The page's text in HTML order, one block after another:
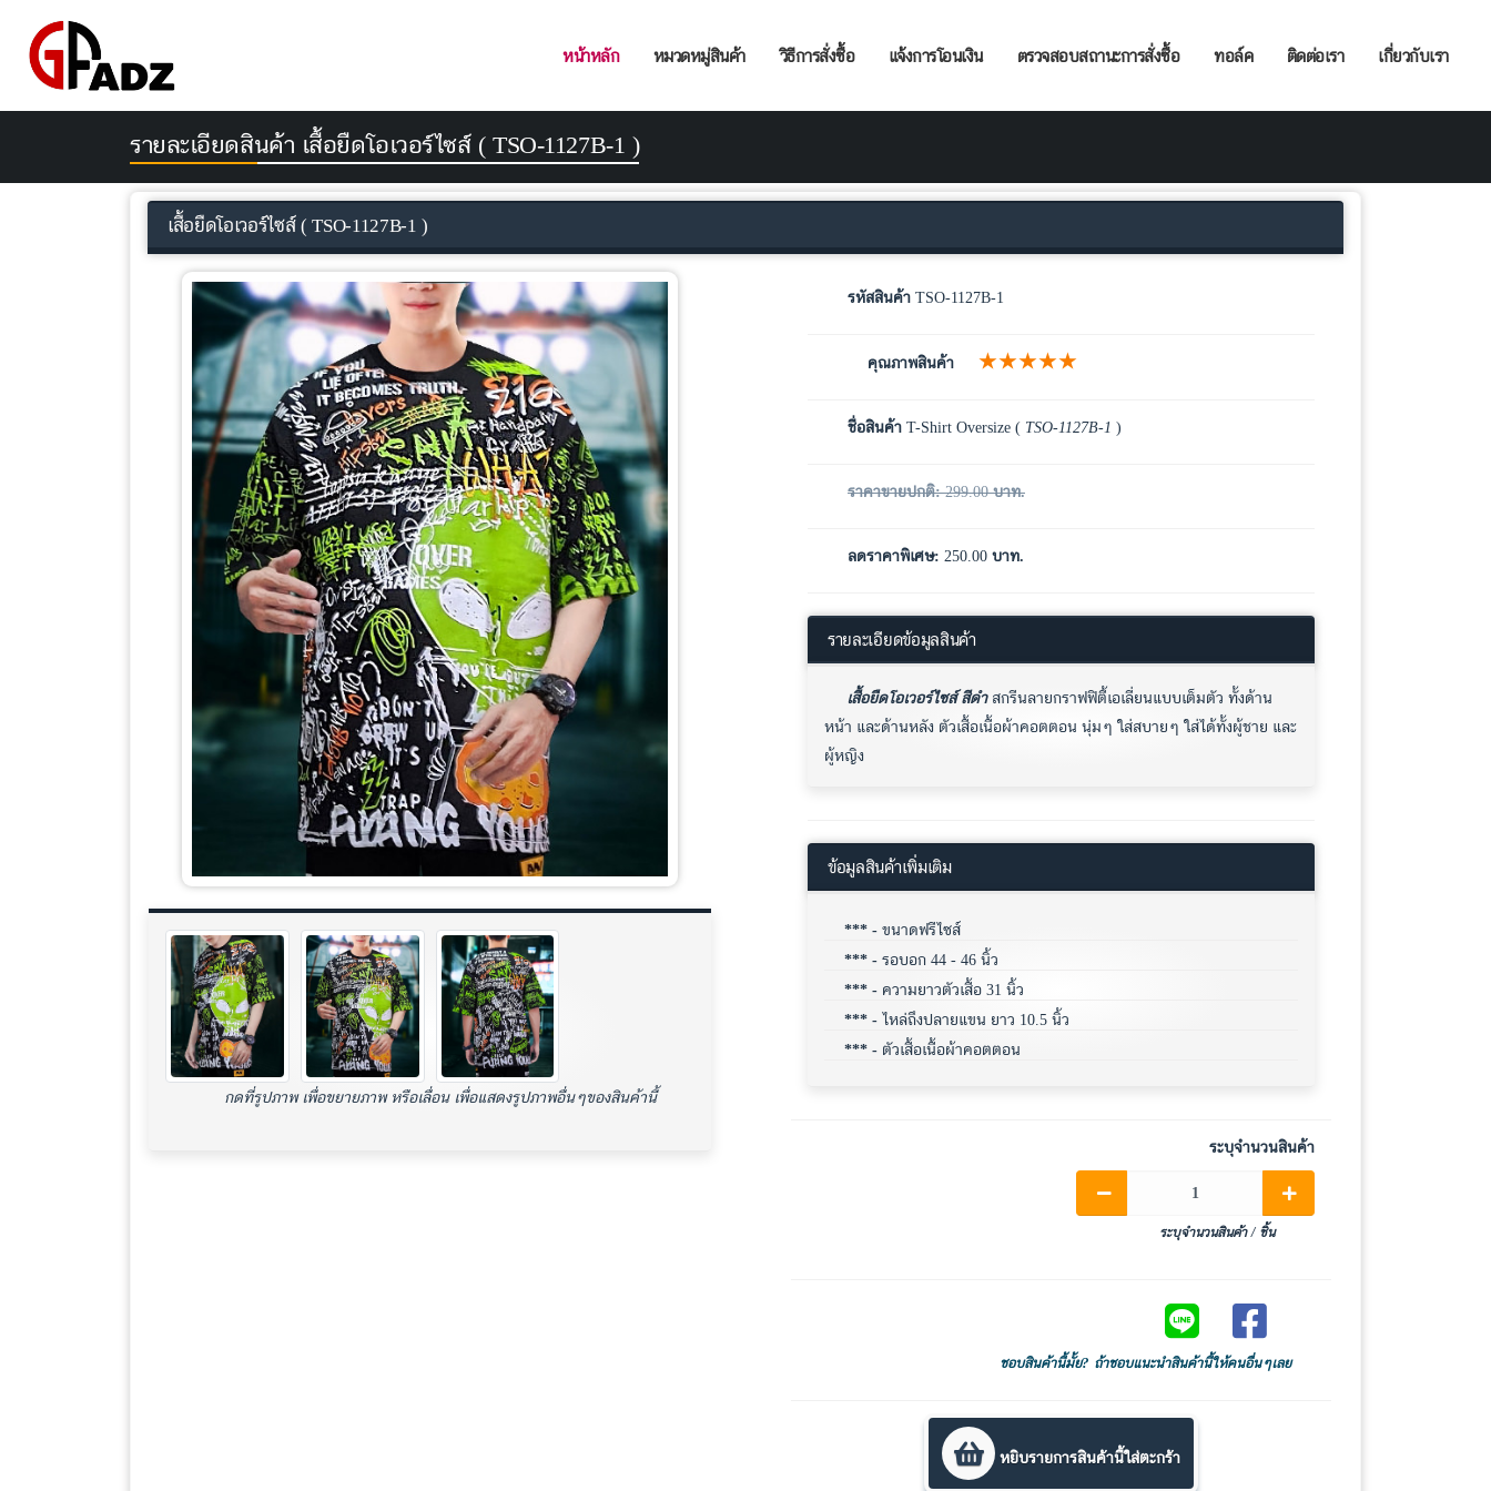
หน้าหลัก หมวดหมู่สินค้า วิธีการสั่งซื้อ แจ้งการโอนเงิน ตรวจสอบสถานะการสั่งซื้อ ทอล์ค ติดต่อเรา เกี่ยวกับเรา
รายละเอียดสินค้า เสื้อยืดโอเวอร์ไซส์ ( TSO-1127B-1 )
เสื้อยืดโอเวอร์ไซส์ ( TSO-1127B-1 )
กดที่รูปภาพ เพื่อขยายภาพ หรือเลื่อน เพื่อแสดงรูปภาพอื่นๆของสินค้านี้
รหัสสินค้า TSO-1127B-1
คุณภาพสินค้า ★★★★★
ชื่อสินค้า T-Shirt Oversize ( TSO-1127B-1 )
ราคาขายปกติ:299.00บาท.
ลดราคาพิเศษ: 250.00 บาท.
รายละเอียดข้อมูลสินค้า
เสื้อยืดโอเวอร์ไซส์ สีดำสกรีนลายกราฟฟิตี้เอเลี่ยนแบบเต็มตัว ทั้งด้าน
หน้า และด้านหลัง ตัวเสื้อเนื้อผ้าคอตตอน นุ่มๆ ใส่สบายๆ ใส่ได้ทั้งผู้ชาย และ
ผู้หญิง
ข้อมูลสินค้าเพิ่มเติม
*** - ขนาดฟรีไซส์
*** - รอบอก 44 - 46 นิ้ว
*** - ความยาวตัวเสื้อ 31 นิ้ว
*** - ไหล่ถึงปลายแขน ยาว 10.5 นิ้ว
*** - ตัวเสื้อเนื้อผ้าคอตตอน
ระบุจำนวนสินค้า
ระบุจำนวนสินค้า / ชิ้น
Share on Facebook
Share on LINE
ชอบสินค้านี้มั้ย? ถ้าชอบแนะนำสินค้านี้ให้คนอื่นๆเลย
หยิบรายการสินค้านี้ใส่ตะกร้า